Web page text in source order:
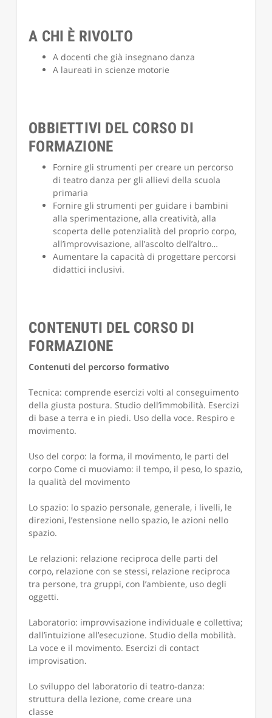
A CHI È RIVOLTO
A docenti che già insegnano danza
A laureati in scienze motorie
OBBIETTIVI DEL CORSO DI
FORMAZIONE
Fornire gli strumenti per creare un percorso
di teatro danza per gli allievi della scuola
primaria
Fornire gli strumenti per guidare i bambini
alla sperimentazione, alla creatività, alla
scoperta delle potenzialità del proprio corpo,
all’improvvisazione, all’ascolto dell’altro…
Aumentare la capacità di progettare percorsi
didattici inclusivi.
CONTENUTI DEL CORSO DI
FORMAZIONE
Contenuti del percorso formativo
Tecnica: comprende esercizi volti al conseguimento
della giusta postura. Studio dell’immobilità. Esercizi
di base a terra e in piedi. Uso della voce. Respiro e
movimento.
Uso del corpo: la forma, il movimento, le parti del
corpo Come ci muoviamo: il tempo, il peso, lo spazio,
la qualità del movimento
Lo spazio: lo spazio personale, generale, i livelli, le
direzioni, l’estensione nello spazio, le azioni nello
spazio.
Le relazioni: relazione reciproca delle parti del
corpo, relazione con se stessi, relazione reciproca
tra persone, tra gruppi, con l’ambiente, uso degli
oggetti.
Laboratorio: improvvisazione individuale e collettiva;
dall’intuizione all’esecuzione. Studio della mobilità.
La voce e il movimento. Esercizi di contact
improvisation.
Lo sviluppo del laboratorio di teatro-danza:
struttura della lezione, come creare una
classe